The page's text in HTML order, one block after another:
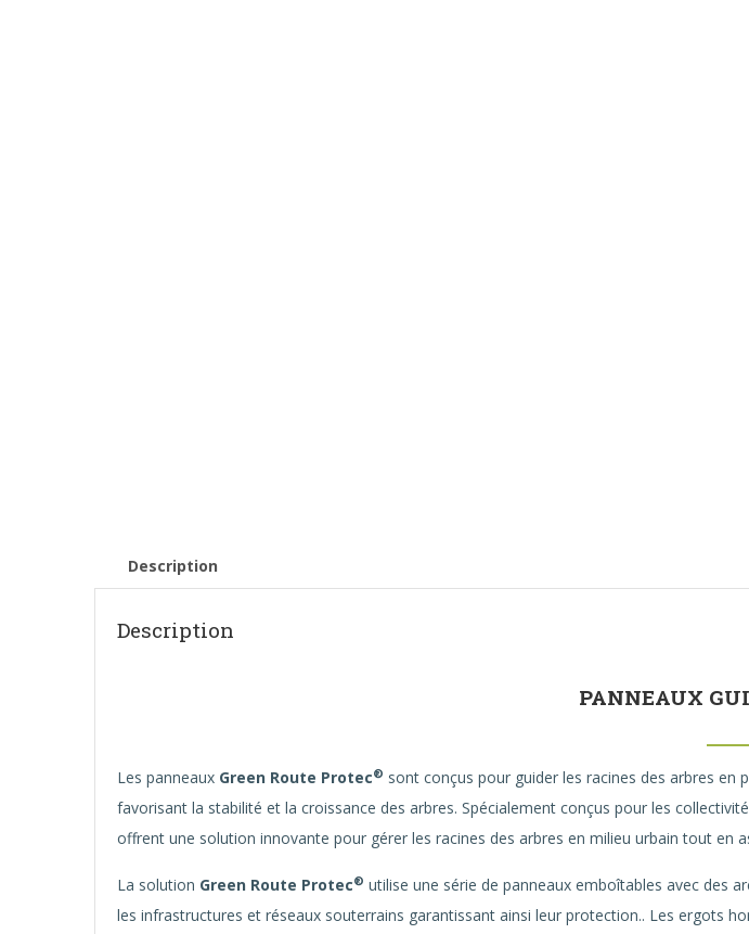
Description
Description
PANNEAUX
Les panneaux Green Route Protec® sont conçus pour guider les racines des arbres
favorisant la stabilité et la croissance des arbres. Spécialement conçus pour les
offrent une solution innovante pour gérer les racines des arbres en milieu urbain tout en
La solution Green Route Protec® utilise une série de panneaux emboîtables avec des
les infrastructures et réseaux souterrains garantissant ainsi leur protection.. Les ergots